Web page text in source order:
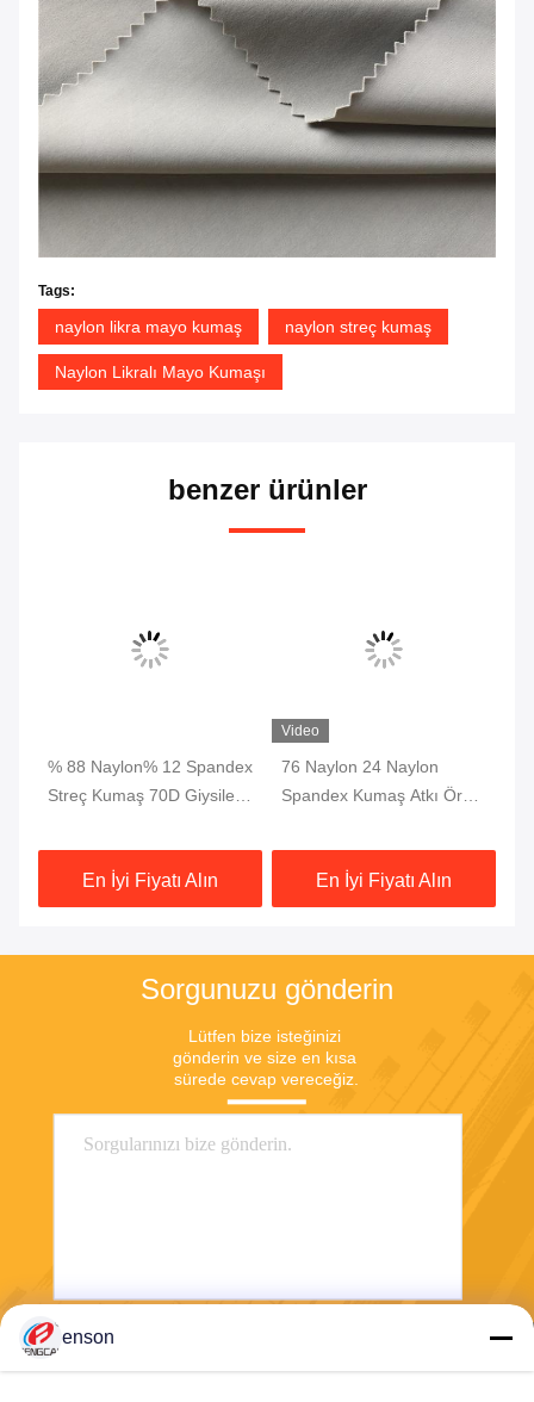
Tags:
naylon likra mayo kumaş naylon streç kumaş
Naylon Likralı Mayo Kumaşı
benzer ürünler
% 88 Naylon% 12 Spandex
Streç Kumaş 70D Giysiler
Pantolon
En İyi Fiyatı Alın
Video
76 Naylon 24 Naylon
Spandex Kumaş Atkı Örme
Alabilir 230gsm
En İyi Fiyatı Alın
Sorgunuzu gönderin
Lütfen bize isteğinizi
gönderin ve size en kısa
sürede cevap vereceğiz.
enson